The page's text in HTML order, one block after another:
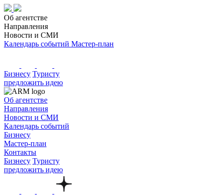
Об агентстве
Направления
Новости и СМИ
Календарь событий Мастер-план
Бизнесу Туристу
предложить идею
Об агентстве
Направления
Новости и СМИ
Календарь событий
Бизнесу
Мастер-план
Контакты
Бизнесу Туристу
предложить идею